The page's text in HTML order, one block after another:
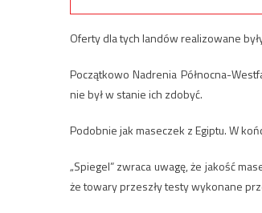
Oferty dla tych landów realizowane
Początkowo Nadrenia Północna-
nie był w stanie ich zdobyć.
Podobnie jak maseczek z Egiptu. W
„Spiegel” zwraca uwagę, że jakość
że towary przeszły testy wykonane